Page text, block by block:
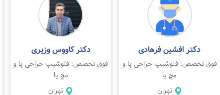
دکتر افشین فرهادی
فوق تخصص: فلوشیپ جراحی پا و
مچ پا
تهران
دکتر کاووس وزیری
فوق تخصص: فلوشیپ جراحی پا و
مچ پا
تهران